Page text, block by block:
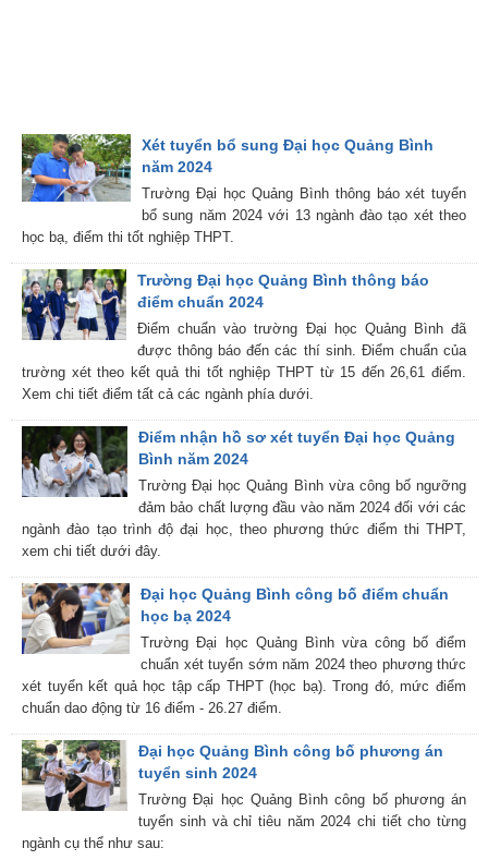
Xét tuyển bổ sung Đại học Quảng Bình
năm 2024
Trường Đại học Quảng Bình thông báo xét tuyển
bổ sung năm 2024 với 13 ngành đào tạo xét theo
học bạ, điểm thi tốt nghiệp THPT.
Trường Đại học Quảng Bình thông báo
điểm chuẩn 2024
Điểm chuẩn vào trường Đại học Quảng Bình đã
được thông báo đến các thí sinh. Điểm chuẩn của
trường xét theo kết quả thi tốt nghiệp THPT từ 15 đến 26,61 điểm.
Xem chi tiết điểm tất cả các ngành phía dưới.
Điểm nhận hồ sơ xét tuyển Đại học Quảng
Bình năm 2024
Trường Đại học Quảng Bình vừa công bố ngưỡng
đảm bảo chất lượng đầu vào năm 2024 đối với các
ngành đào tạo trình độ đại học, theo phương thức điểm thi THPT,
xem chi tiết dưới đây.
Đại học Quảng Bình công bố điểm chuẩn
học bạ 2024
Trường Đại học Quảng Bình vừa công bố điểm
chuẩn xét tuyển sớm năm 2024 theo phương thức
xét tuyển kết quả học tập cấp THPT (học bạ). Trong đó, mức điểm
chuẩn dao động từ 16 điểm - 26.27 điểm.
Đại học Quảng Bình công bố phương án
tuyển sinh 2024
Trường Đại học Quảng Bình công bố phương án
tuyển sinh và chỉ tiêu năm 2024 chi tiết cho từng
ngành cụ thể như sau: